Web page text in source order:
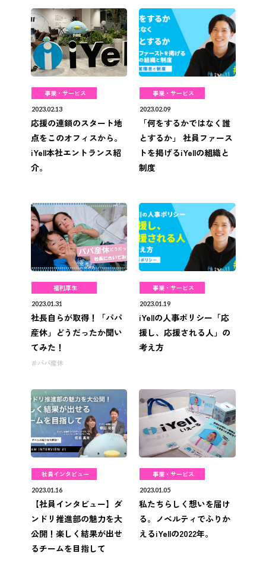
事業・サービス
2023.02.13
応援の連鎖のスタート地
点をこのオフィスから。
iYell本社エントランス紹
介。
事業・サービス
2023.02.09
「何をするかではなく誰
とするか」 社員ファース
トを掲げるiYellの組織と
制度
福利厚生
2023.01.31
社長自らが取得！「パパ
産休」どうだったか聞い
てみた！
パパ産休
事業・サービス
2023.01.19
iYellの人事ポリシー「応
援し、応援される人」の
考え方
社員インタビュー
2023.01.16
【社員インタビュー】ダ
ンドリ推進部の魅力を大
公開！楽しく結果が出せ
るチームを目指して
事業・サービス
2023.01.05
私たちらしく想いを届け
る。ノベルティでふりか
えるiYellの2022年。